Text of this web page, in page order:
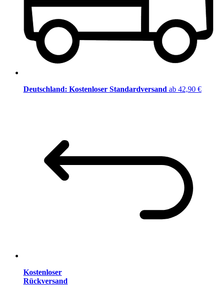
Deutschland: Kostenloser Standardversand ab 42,90 €
Kostenloser
Rückversand